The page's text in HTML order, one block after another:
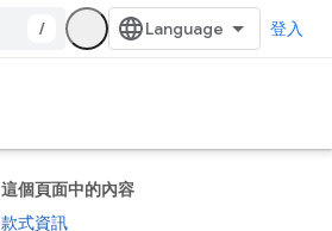
/ 登入
這個頁面中的內容
款式資訊